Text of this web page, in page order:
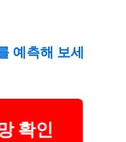
예측해 보세
확인